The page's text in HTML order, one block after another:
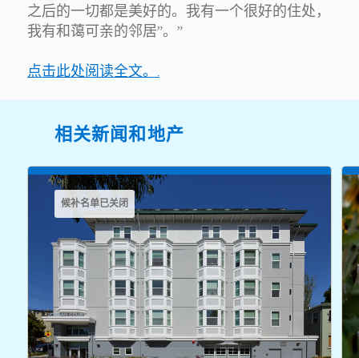
之后的一切都是美好的。我有一个很好的住处，
我有和蔼可亲的邻居”。”
点击此处阅读全文。.
相关新闻和地产
候补名单已关闭